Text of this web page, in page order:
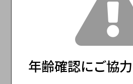
お客様の声
年齢確認にご協力